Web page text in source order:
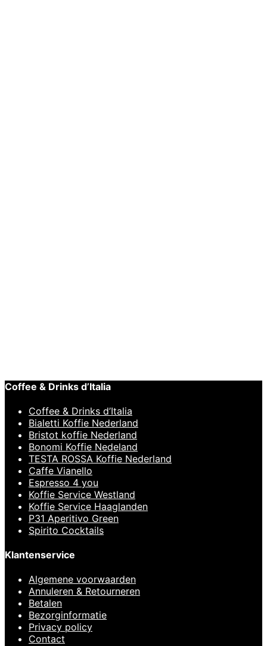
Coffee & Drinks d’Italia
Coffee & Drinks d’Italia
Bialetti Koffie Nederland
Bristot koffie Nederland
Bonomi Koffie Nedeland
TESTA ROSSA Koffie Nederland
Caffe Vianello
Espresso 4 you
Koffie Service Westland
Koffie Service Haaglanden
P31 Aperitivo Green
Spirito Cocktails
Klantenservice
Algemene voorwaarden
Annuleren & Retourneren
Betalen
Bezorginformatie
Privacy policy
Contact